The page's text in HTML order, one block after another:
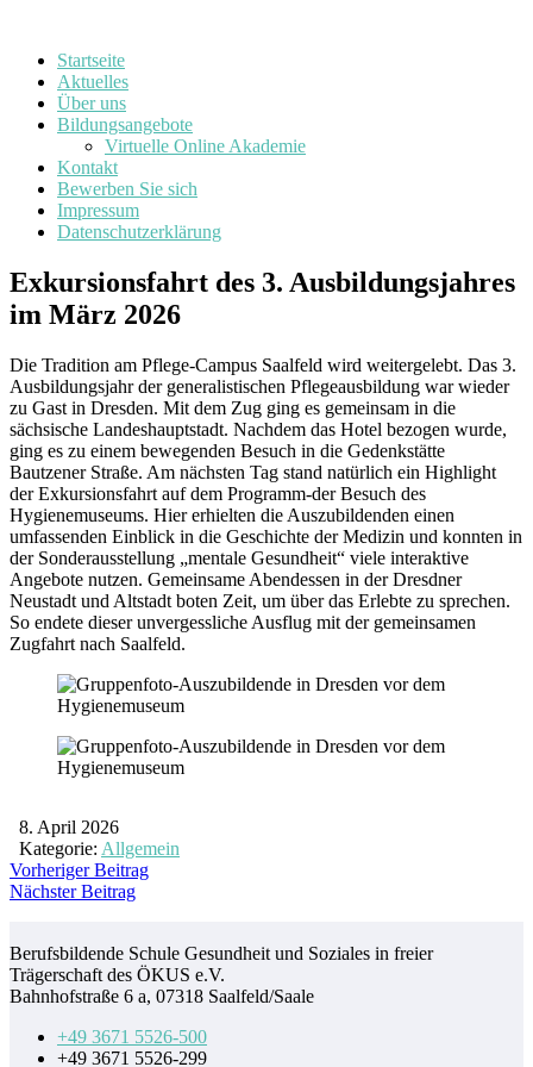
Startseite
Aktuelles
Über uns
Bildungsangebote
Virtuelle Online Akademie
Kontakt
Bewerben Sie sich
Impressum
Datenschutzerklärung
Exkursionsfahrt des 3. Ausbildungsjahres
im März 2026
Die Tradition am Pflege-Campus Saalfeld wird weitergelebt. Das 3.
Ausbildungsjahr der generalistischen Pflegeausbildung war wieder
zu Gast in Dresden. Mit dem Zug ging es gemeinsam in die
sächsische Landeshauptstadt. Nachdem das Hotel bezogen wurde,
ging es zu einem bewegenden Besuch in die Gedenkstätte
Bautzener Straße. Am nächsten Tag stand natürlich ein Highlight
der Exkursionsfahrt auf dem Programm-der Besuch des
Hygienemuseums. Hier erhielten die Auszubildenden einen
umfassenden Einblick in die Geschichte der Medizin und konnten in
der Sonderausstellung „mentale Gesundheit“ viele interaktive
Angebote nutzen. Gemeinsame Abendessen in der Dresdner
Neustadt und Altstadt boten Zeit, um über das Erlebte zu sprechen.
So endete dieser unvergessliche Ausflug mit der gemeinsamen
Zugfahrt nach Saalfeld.
8. April 2026
Kategorie: Allgemein
Vorheriger Beitrag
Nächster Beitrag
Berufsbildende Schule Gesundheit und Soziales in freier
Trägerschaft des ÖKUS e.V.
Bahnhofstraße 6 a, 07318 Saalfeld/Saale
+49 3671 5526-500
+49 3671 5526-299